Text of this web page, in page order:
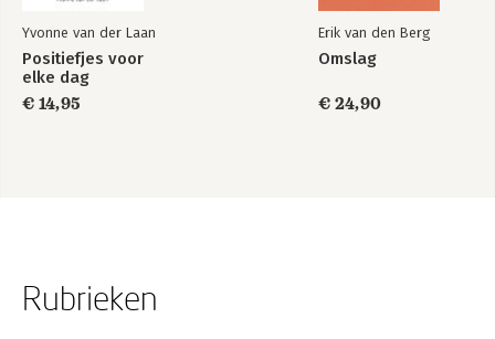
Yvonne van der Laan
Positiefjes voor
elke dag
€ 14,95
Erik van den Berg
Omslag
€ 24,90
Rubrieken